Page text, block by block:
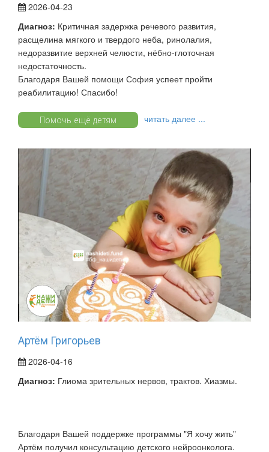
2026-04-23
Диагноз: Критичная задержка речевого развития,
расщелина мягкого и твердого неба, ринолалия,
недоразвитие верхней челюсти, нёбно-глоточная
недостаточность.
Благодаря Вашей помощи София успеет пройти
реабилитацию! Спасибо!
Помочь ещё детям читать далее ...
Артём Григорьев
2026-04-16
Диагноз: Глиома зрительных нервов, трактов. Хиазмы.
Благодаря Вашей поддержке программы "Я хочу жить"
Артём получил консультацию детского нейроонколога.